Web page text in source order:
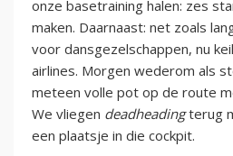
onze basetraining halen: zes
maken. Daarnaast: net zoals
voor dansgezelschappen, nu
airlines. Morgen wederom als
meteen volle pot op de route
We vliegen deadheadingterug
een plaatsje in die cockpit.